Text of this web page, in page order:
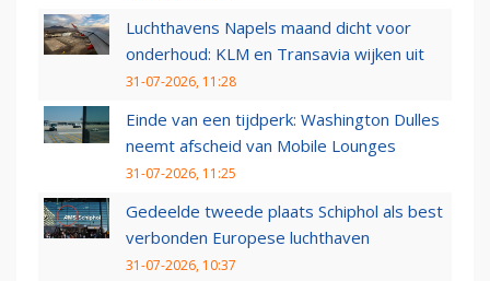
Luchthavens Napels maand dicht voor
onderhoud: KLM en Transavia wijken uit
31-07-2026, 11:28
Einde van een tijdperk: Washington Dulles
neemt afscheid van Mobile Lounges
31-07-2026, 11:25
Gedeelde tweede plaats Schiphol als best
verbonden Europese luchthaven
31-07-2026, 10:37